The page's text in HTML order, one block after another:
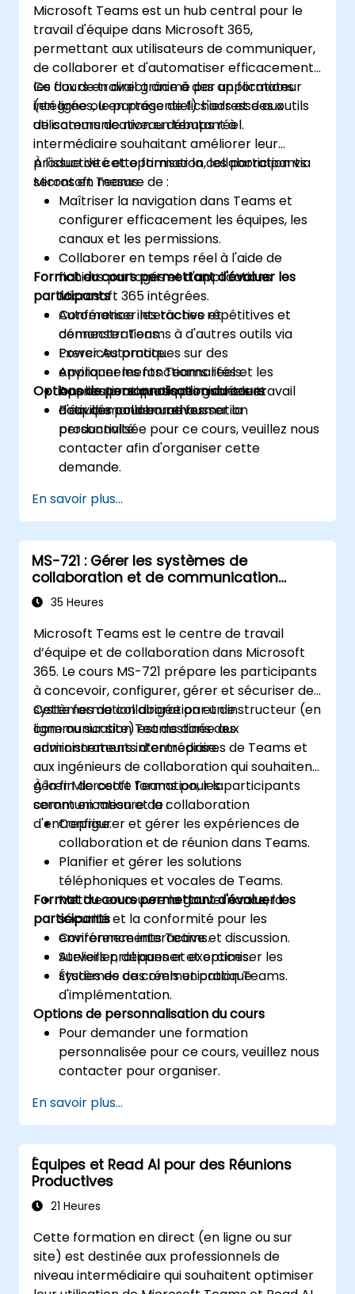
Microsoft Teams est un hub central pour le
travail d'équipe dans Microsoft 365,
permettant aux utilisateurs de communiquer,
de collaborer et d'automatiser efficacement
les flux de travail grâce à des applications
intégrées, le partage de fichiers et des outils
de communication en temps réel.
Ce cours en direct animé par un formateur
(en ligne ou en présentiel) s'adresse aux
utilisateurs de niveau débutant à
intermédiaire souhaitant améliorer leur
productivité et optimiser la collaboration via
Microsoft Teams.
À l'issue de cette formation, les participants
seront en mesure de :
Maîtriser la navigation dans Teams et
configurer efficacement les équipes, les
canaux et les permissions.
Collaborer en temps réel à l'aide de
fichiers partagés et d'applications
Microsoft 365 intégrées.
Automatiser les tâches répétitives et
connecter Teams à d'autres outils via
Power Automate.
Appliquer les fonctionnalités et les
bonnes pratiques optimisant le travail
d'équipe pour en rehausser la
productivité.
Format du cours permettant d'évaluer les
participants
Conférence interactive et
démonstrations.
Exercices pratiques sur des
environnements Teams réels.
Applications pratiques guidées et
activités collaboratives.
Options de personnalisation du cours
Pour demander une formation
personnalisée pour ce cours, veuillez nous
contacter afin d'organiser cette
demande.
En savoir plus...
MS-721 : Gérer les systèmes de
collaboration et de communication
Teams
35 Heures
Microsoft Teams est le centre de travail
d’équipe et de collaboration dans Microsoft
365. Le cours MS-721 prépare les participants
à concevoir, configurer, gérer et sécuriser des
systèmes de collaboration et de
communication Teams dans des
environnements d’entreprise.
Cette formation dirigée par un instructeur (en
ligne ou sur site) est destinée aux
administrateurs intermédiaires de Teams et
aux ingénieurs de collaboration qui souhaitent
gérer Microsoft Teams pour la
communication et la collaboration
d'entreprise.
À la fin de cette formation, les participants
seront en mesure de :
Configurer et gérer les expériences de
collaboration et de réunion dans Teams.
Planifier et gérer les solutions
téléphoniques et vocales de Teams.
Mettre en œuvre la gouvernance, la
sécurité et la conformité pour les
environnements Teams.
Surveiller, dépanner et optimiser les
systèmes de communication Teams.
Format du cours permettant d'évaluer les
participants
Conférence interactive et discussion.
Ateliers pratiques et exercices.
Études de cas réels et pratique
d'implémentation.
Options de personnalisation du cours
Pour demander une formation
personnalisée pour ce cours, veuillez nous
contacter pour organiser.
En savoir plus...
Équipes et Read AI pour des Réunions
Productives
21 Heures
Cette formation en direct (en ligne ou sur
site) est destinée aux professionnels de
niveau intermédiaire qui souhaitent optimiser